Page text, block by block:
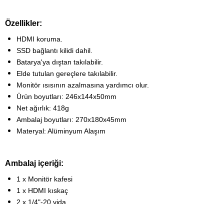
Özellikler:
HDMI koruma.
SSD bağlantı kilidi dahil.
Batarya'ya dıştan takılabilir.
Elde tutulan gereçlere takılabilir.
Monitör ısısının azalmasına yardımcı olur.
Ürün boyutları: 246x144x50mm
Net ağırlık: 418g
Ambalaj boyutları: 270x180x45mm
Materyal: Alüminyum Alaşım
Ambalaj içeriği:
1 x Monitör kafesi
1 x HDMI kıskaç
2 x 1/4"-20 vida